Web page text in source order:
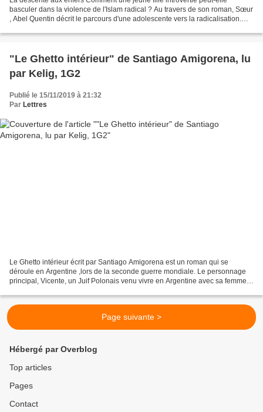
basculer dans la violence de l'Islam radical ? Au travers de son roman, Sœur
, Abel Quentin décrit le parcours d'une adolescente vers la radicalisation.
"Le Ghetto intérieur" de Santiago Amigorena, lu
par Kelig, 1G2
Publié le 15/11/2019 à 21:32
Par Lettres
Le Ghetto intérieur écrit par Santiago Amigorena est un roman qui se
déroule en Argentine ,lors de la seconde guerre mondiale. Le personnage
principal, Vicente, un Juif Polonais venu vivre en Argentine avec sa femme
Page suivante >
Hébergé par Overblog
Top articles
Pages
Contact